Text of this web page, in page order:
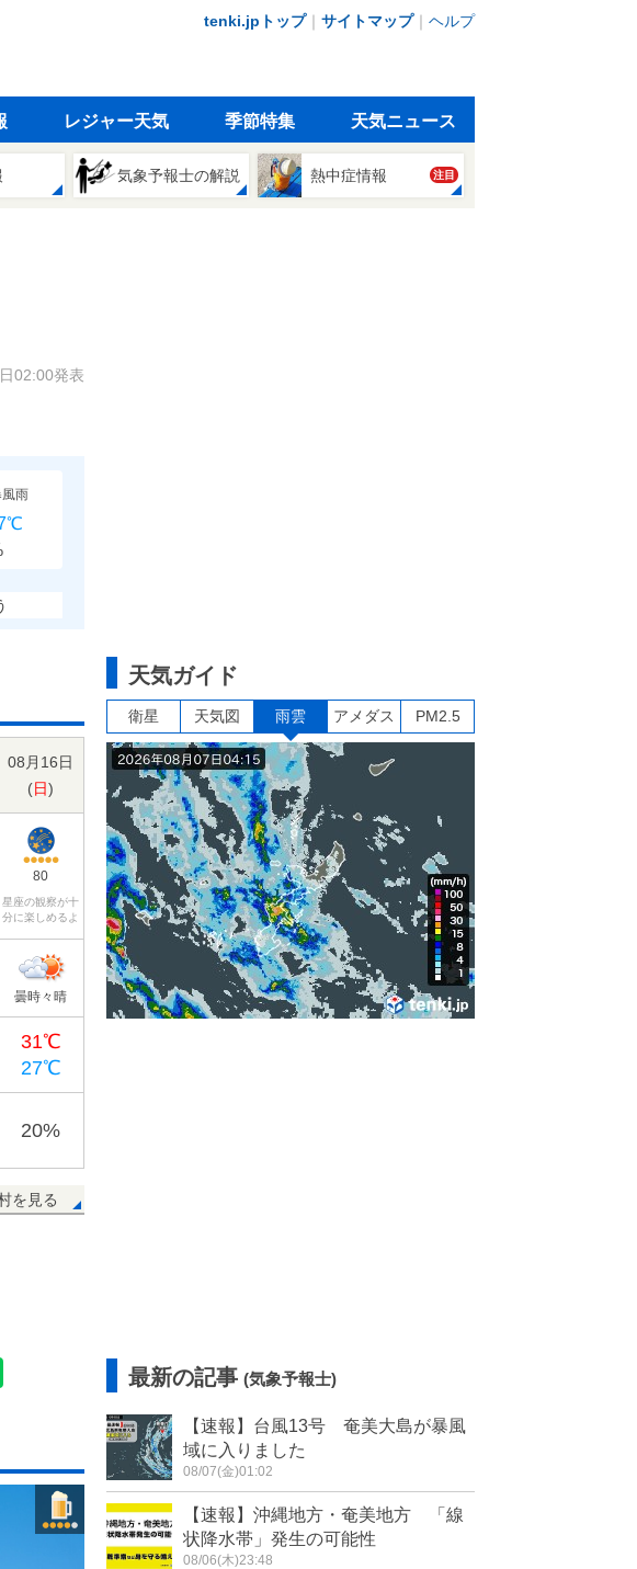
tenki.jpトップ｜ サイトマップ｜ ヘルプ
レジャー天気 季節特集 天気ニュース
気象予報士の解説 熱中症情報 注目
02:00発表
雨
08月16日
(日)
80
星座の観察が十
分に楽しめるよ
曇時々晴
31℃
27℃
20%
を見る
天気ガイド
衛星 天気図 雨雲 アメダス PM2.5
最新の記事 (気象予報士)
【速報】台風13号 奄美大島が暴風
域に入りました
08/07(金)01:02
【速報】沖縄地方・奄美地方 「線
状降水帯」発生の可能性
08/06(木)23:48